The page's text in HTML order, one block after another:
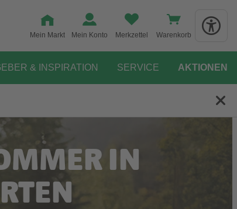
Mein Markt Mein Konto Merkzettel Warenkorb
& INSPIRATION SERVICE AKTIONEN
IN